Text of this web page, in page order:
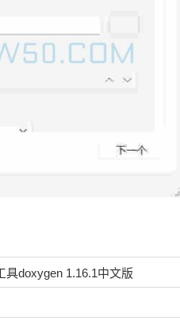
doxygen 1.16.1中文版